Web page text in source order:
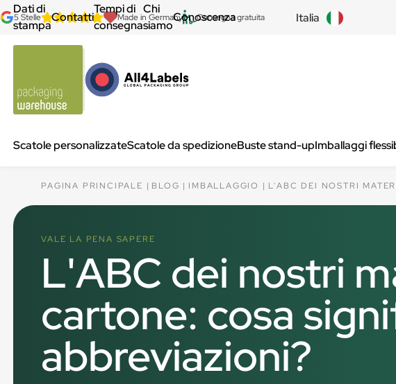
5 Stelle Made in Germany Consegna gratuita Italia
Scatole personalizzateScatole da spedizioneBuste stand-upImballaggi
Dati di
stampa
Contatti
Tempi di
consegna
Chi
siamo
Conoscenza
PAGINA PRINCIPALE BLOG IMBALLAGGIO L'ABC DEI NOSTRI
VALE LA PENA SAPERE
L'ABC dei nostri
cartone: cosa
abbreviazioni?